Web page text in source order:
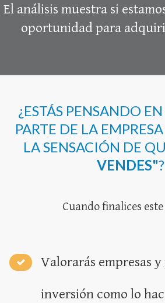
El análisis muestra si
oportunidad para
¿ESTÁS PENSANDO
PARTE DE LA
LA SENSACIÓN DE
VENDES"?
Cuando finalices
Valorarás empresas
inversión como lo